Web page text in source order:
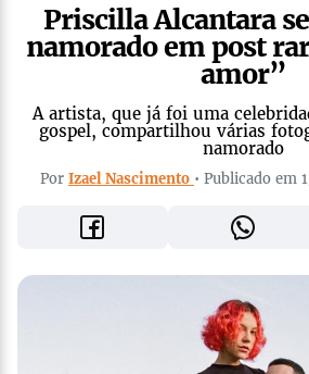
Priscilla Alcantara
namorado em post
amor”
A artista, que já foi uma
gospel, compartilhou várias
namorado
Por Izael Nascimento • Publicado em